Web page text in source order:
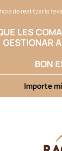
de realitzar la
LES
GESTIONAR
BON
Importe